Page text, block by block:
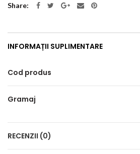
Share
INFORMAȚII SUPLIMENTARE
Cod produs
Gramaj
RECENZII (0)